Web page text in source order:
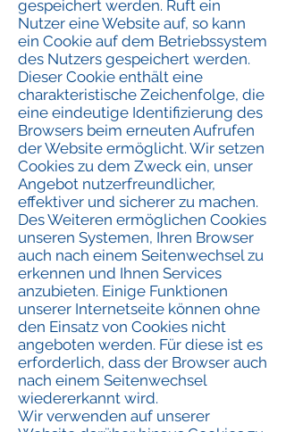
gespeichert werden. Ruft ein
Nutzer eine Website auf, so kann
ein Cookie auf dem Betriebssystem
des Nutzers gespeichert werden.
Dieser Cookie enthält eine
charakteristische Zeichenfolge, die
eine eindeutige Identifizierung des
Browsers beim erneuten Aufrufen
der Website ermöglicht. Wir setzen
Cookies zu dem Zweck ein, unser
Angebot nutzerfreundlicher,
effektiver und sicherer zu machen.
Des Weiteren ermöglichen Cookies
unseren Systemen, Ihren Browser
auch nach einem Seitenwechsel zu
erkennen und Ihnen Services
anzubieten. Einige Funktionen
unserer Internetseite können ohne
den Einsatz von Cookies nicht
angeboten werden. Für diese ist es
erforderlich, dass der Browser auch
nach einem Seitenwechsel
wiedererkannt wird.
Wir verwenden auf unserer